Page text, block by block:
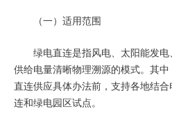
（一）适用范围
绿电直连是指风电、太阳能发
供给电量清晰物理溯源的模式。其
直连供应具体办法前，支持各地结
连和绿电园区试点。